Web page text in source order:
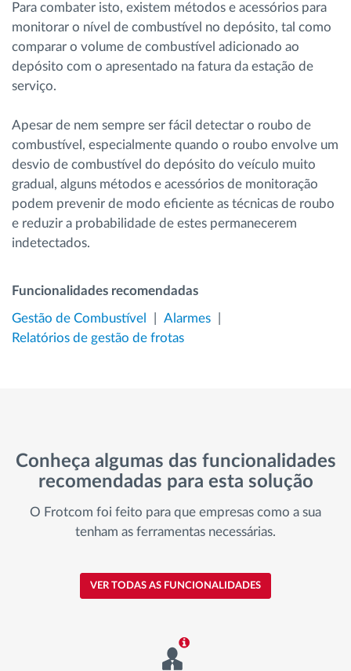
Para combater isto, existem métodos e acessórios para
monitorar o nível de combustível no depósito, tal como
comparar o volume de combustível adicionado ao
depósito com o apresentado na fatura da estação de
serviço.
Apesar de nem sempre ser fácil detectar o roubo de
combustível, especialmente quando o roubo envolve um
desvio de combustível do depósito do veículo muito
gradual, alguns métodos e acessórios de monitoração
podem prevenir de modo eficiente as técnicas de roubo
e reduzir a probabilidade de estes permanecerem
indetectados.
Funcionalidades recomendadas
Gestão de Combustível
Alarmes
Relatórios de gestão de frotas
Conheça algumas das funcionalidades
recomendadas para esta solução
O Frotcom foi feito para que empresas como a sua
tenham as ferramentas necessárias.
VER TODAS AS FUNCIONALIDADES